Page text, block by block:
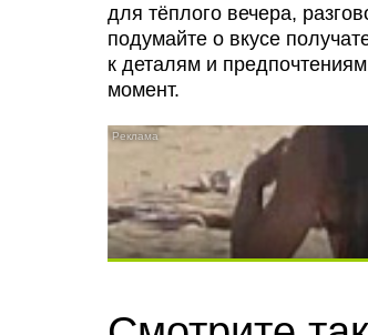
для тёплого вечера,
подумайте о вкусе
к деталям и
момент.
Скрытая камера на пляже